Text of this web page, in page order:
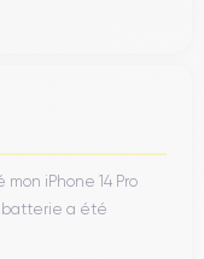
iPhone 14 Pro
batterie a été